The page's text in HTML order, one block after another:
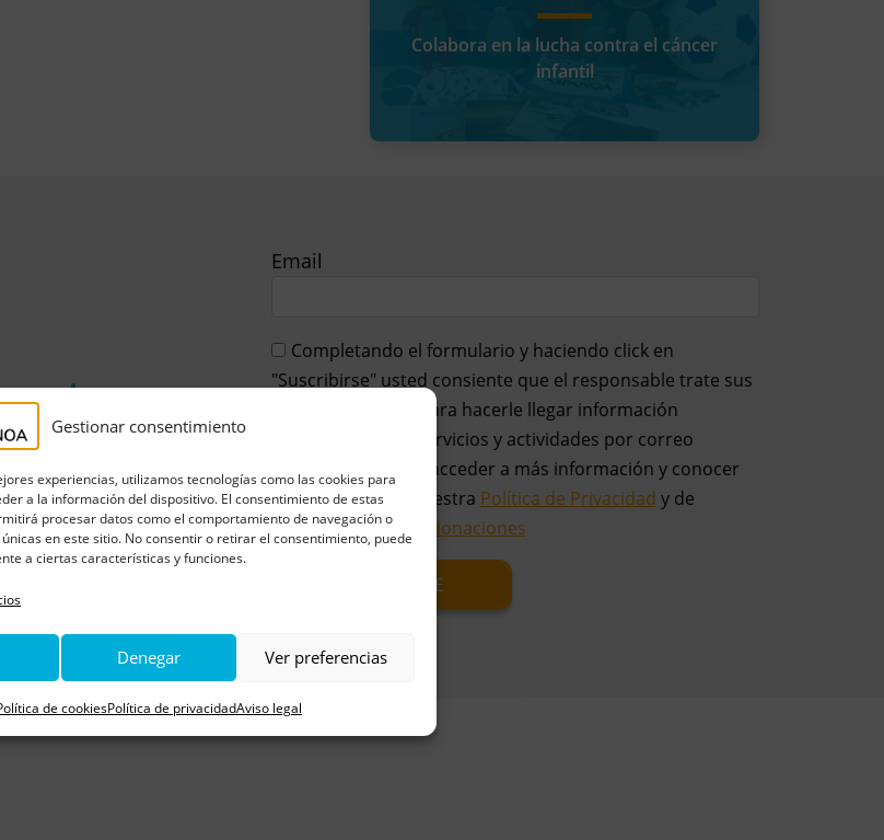
Gestionar consentimiento
experiencias, utilizamos tecnologías como las cookies para
a la información del dispositivo. El consentimiento de estas
procesar datos como el comportamiento de navegación o
en este sitio. No consentir o retirar el consentimiento, puede
a ciertas características y funciones.
Denegar Ver preferencias
de cookiesPolítica de privacidadAviso legal
Colabora en la lucha contra el cáncer
infantil
Email
Completando el formulario y haciendo click en
"Suscribirse" usted consiente que el responsable trate sus
datos personales para hacerle llegar información
periódica con los servicios y actividades por correo
electrónico. Puede acceder a más información y conocer
sus derechos en nuestra Política de Privacidad y de
nuestraPolítica de donaciones